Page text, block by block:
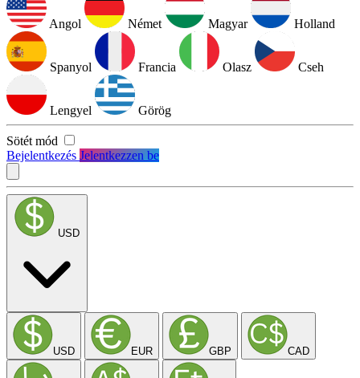
Angol Német Magyar Holland
Spanyol Francia Olasz Cseh
Lengyel Görög
Sötét mód
Bejelentkezés Jelentkezzen be
USD
USD EUR GBP CAD